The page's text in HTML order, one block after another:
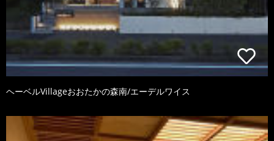
ヘーベルVillageおおたかの森南/エーデルワイス